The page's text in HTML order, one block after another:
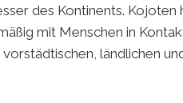
des Kontinents. Kojoten
mit Menschen in
ländlichen